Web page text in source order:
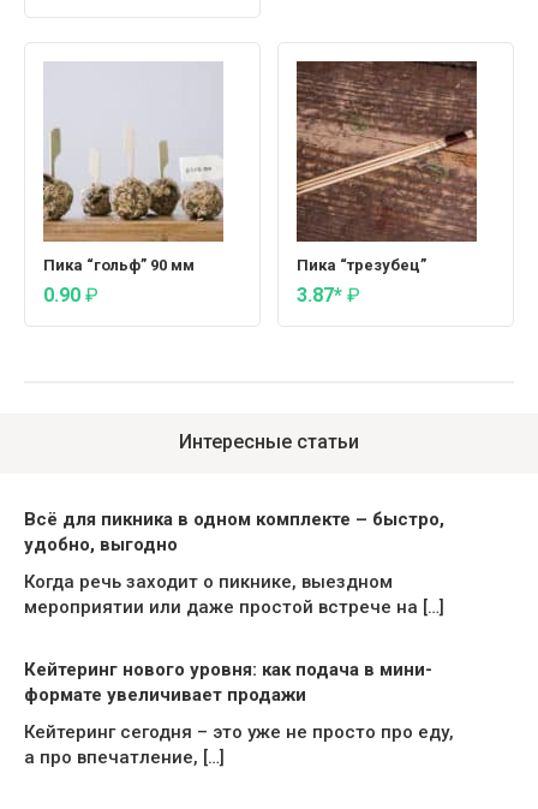
Пика “гольф” 90 мм
0.90 ₽
Пика “трезубец”
3.87* ₽
Интересные статьи
Всё для пикника в одном комплекте – быстро,
удобно, выгодно
Когда речь заходит о пикнике, выездном
мероприятии или даже простой встрече на […]
Кейтеринг нового уровня: как подача в мини-
формате увеличивает продажи
Кейтеринг сегодня – это уже не просто про еду,
а про впечатление, […]